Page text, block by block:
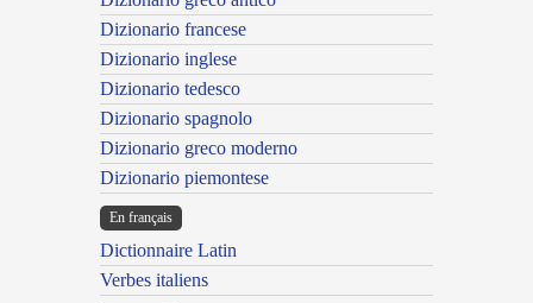
Dizionario francese
Dizionario inglese
Dizionario tedesco
Dizionario spagnolo
Dizionario greco moderno
Dizionario piemontese
En français
Dictionnaire Latin
Verbes italiens